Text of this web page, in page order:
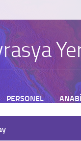
PERSONEL